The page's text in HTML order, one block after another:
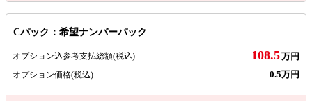
Cパック：希望ナンバーパック
オプション込参考支払総額(税込) 108.5万円
オプション価格(税込) 0.5万円